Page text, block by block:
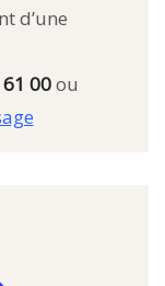
d’une
00ou